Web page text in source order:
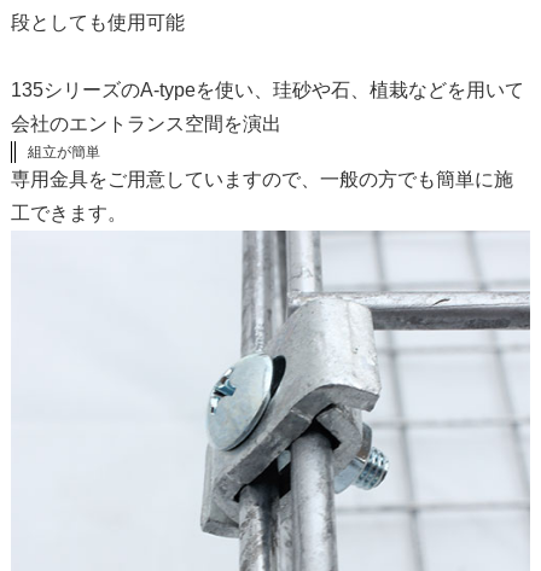
段としても使用可能
135シリーズのA-typeを使い、珪砂や石、植栽などを用いて
会社のエントランス空間を演出
組立が簡単
専用金具をご用意していますので、一般の方でも簡単に施
工できます。